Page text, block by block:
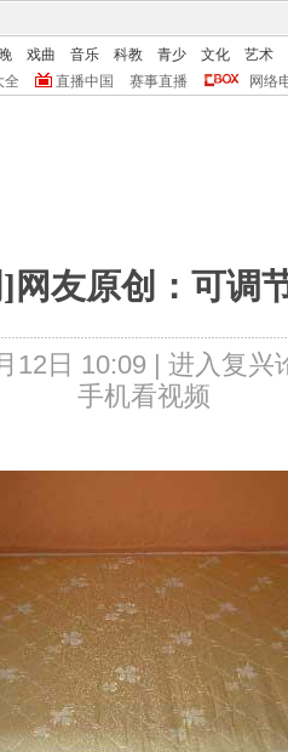
戏曲 音乐 科教 青少 文化
艺术
全 直播中国 赛事直播 网络
网友原创：可调
12日 10:09 | 进入复兴
手机看视频